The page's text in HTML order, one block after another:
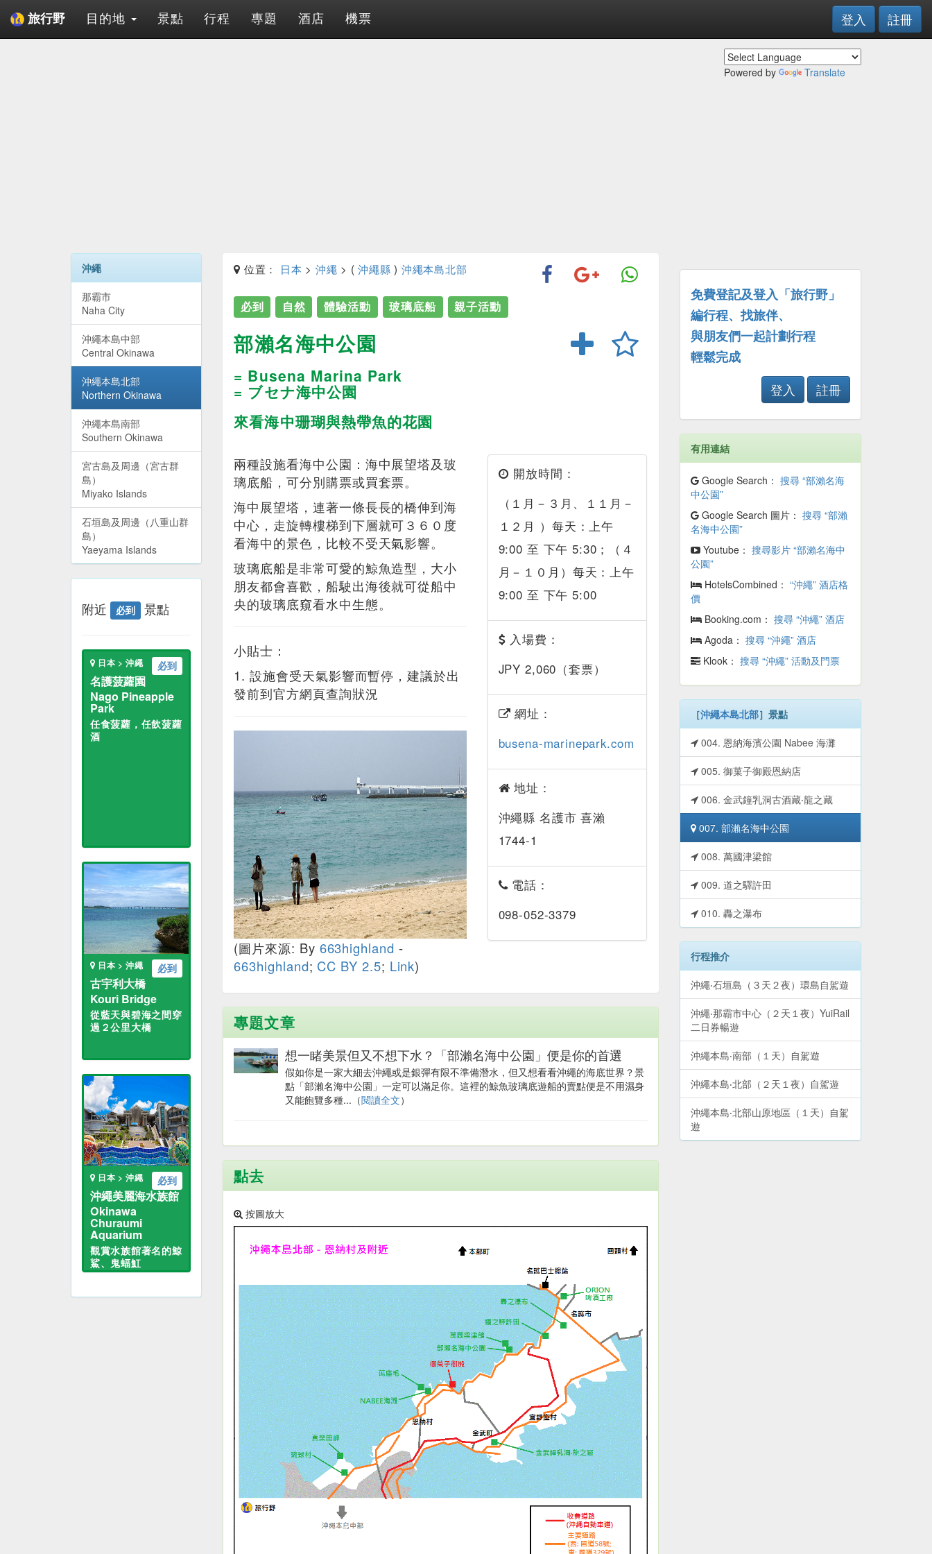
旅行野 目的地 景點 行程 專題 酒店 機票 登入 註冊
Powered by Translate
沖繩
那霸市
Naha City
沖繩本島中部
Central Okinawa
沖繩本島北部
Northern Okinawa
沖繩本島南部
Southern Okinawa
宮古島及周邊（宮古群
島）
Miyako Islands
石垣島及周邊（八重山群
島）
Yaeyama Islands
附近 必到 景點
必到
日本 > 沖繩
名護菠蘿園
Nago Pineapple
Park
任食菠蘿，任飲菠蘿
酒
必到
日本 > 沖繩
古宇利大橋
Kouri Bridge
從藍天與碧海之間穿
過２公里大橋
必到
日本 > 沖繩
沖繩美麗海水族館
Okinawa
Churaumi
Aquarium
觀賞水族館著名的鯨
鯊、鬼蝠魟
位置： 日本 > 沖繩 > (沖繩縣 ) 沖繩本島北部
必到 自然 體驗活動 玻璃底船 親子活動
部瀨名海中公園
= Busena Marina Park
= ブセナ海中公園
來看海中珊瑚與熱帶魚的花園
兩種設施看海中公園：海中展望塔及玻
璃底船，可分別購票或買套票。
海中展望塔，連著一條長長的橋伸到海
中心，走旋轉樓梯到下層就可３６０度
看海中的景色，比較不受天氣影響。
玻璃底船是非常可愛的鯨魚造型，大小
朋友都會喜歡，船駛出海後就可從船中
央的玻璃底窺看水中生態。
小貼士：
1. 設施會受天氣影響而暫停，建議於出
發前到官方網頁查詢狀況
(圖片來源: By 663highland -
663highland; CC BY 2.5; Link)
開放時間：
（１月－３月、１１月－
１２月 ）每天：上午
9:00 至 下午 5:30；（４
月－１０月）每天：上午
9:00 至 下午 5:00
入場費：
JPY 2,060（套票）
網址：
busena-marinepark.com
地址：
沖繩縣 名護市 喜瀨
1744-1
電話：
098-052-3379
專題文章
想一睹美景但又不想下水？「部瀨名海中公園」便是你的首選
假如你是一家大細去沖繩或是銀彈有限不準備潛水，但又想看看沖繩的海底世界？景
點「部瀨名海中公園」一定可以滿足你。這裡的鯨魚玻璃底遊船的賣點便是不用濕身
又能飽覽多種...（閱讀全文）
點去
按圖放大
免費登記及登入「旅行野」
編行程、找旅伴、
與朋友們一起計劃行程
輕鬆完成
登入
註冊
有用連結
Google Search： 搜尋 “部瀨名海
中公園”
Google Search 圖片： 搜尋 “部瀨
名海中公園”
Youtube： 搜尋影片 “部瀨名海中
公園”
HotelsCombined： “沖繩” 酒店格
價
Booking.com： 搜尋 “沖繩” 酒店
Agoda： 搜尋 “沖繩” 酒店
Klook： 搜尋 “沖繩” 活動及門票
［沖繩本島北部］景點
004. 恩納海濱公園 Nabee 海灘
005. 御菓子御殿恩納店
006. 金武鐘乳洞古酒藏‧龍之藏
007. 部瀨名海中公園
008. 萬國津梁館
009. 道之驛許田
010. 轟之瀑布
行程推介
沖繩‧石垣島（３天２夜）環島自駕遊
沖繩‧那霸市中心（２天１夜）YuiRail
二日券暢遊
沖繩本島‧南部（１天）自駕遊
沖繩本島‧北部（２天１夜）自駕遊
沖繩本島‧北部山原地區（１天）自駕
遊